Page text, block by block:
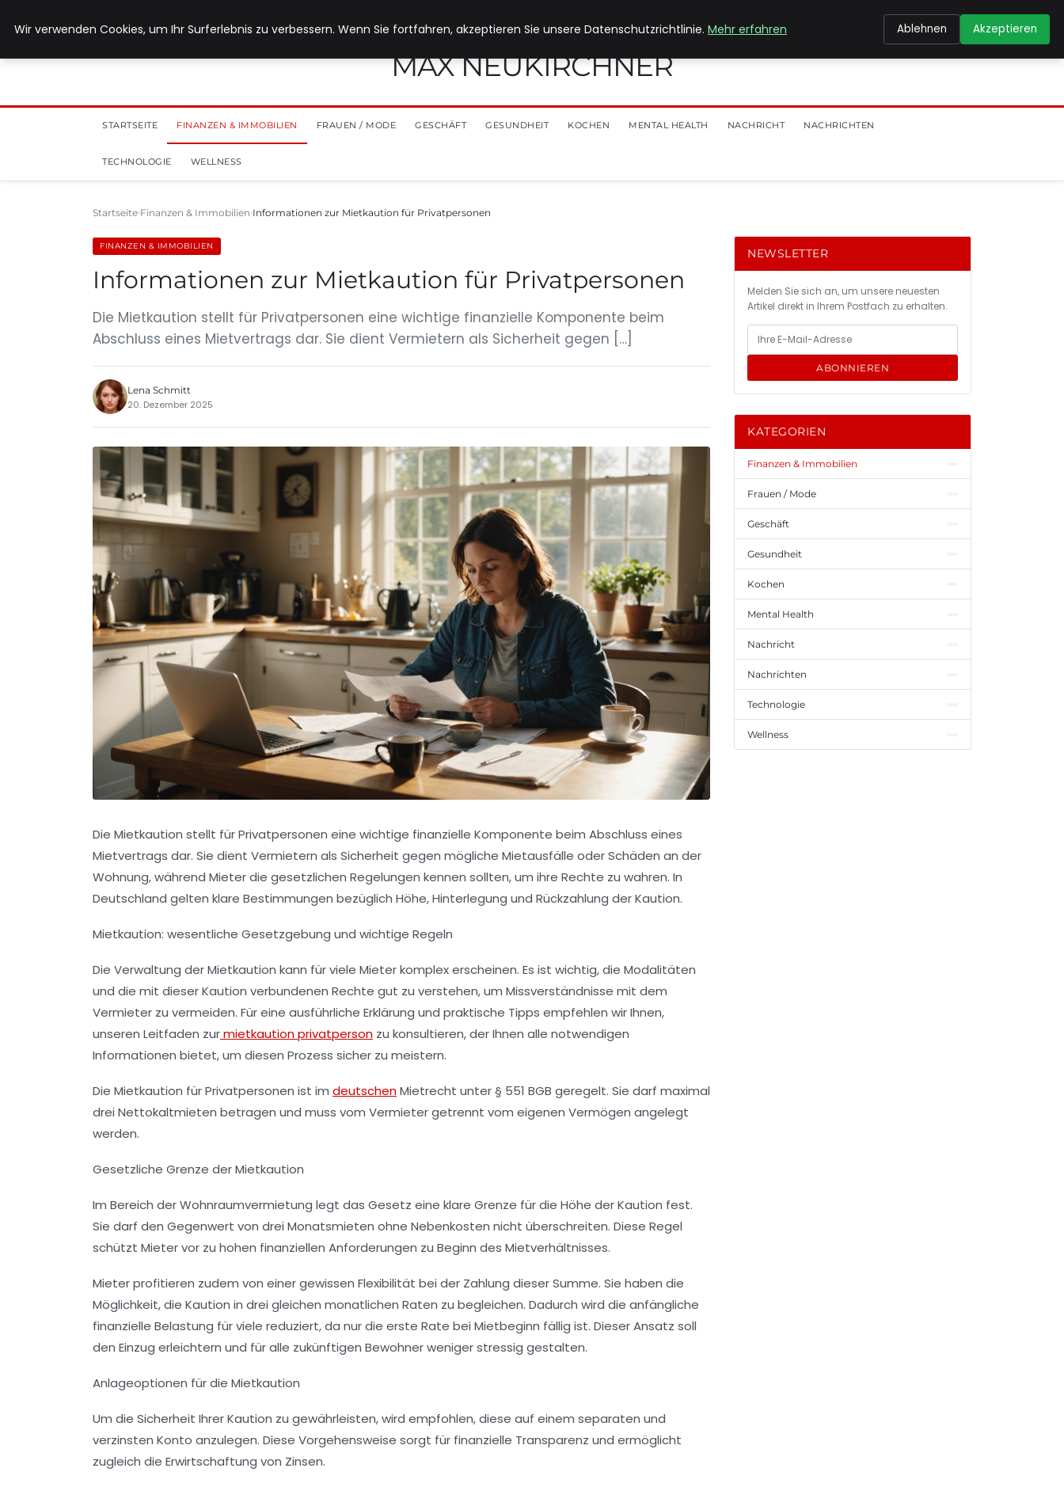
MAX NEUKIRCHNER
STARTSEITE FINANZEN & IMMOBILIEN FRAUEN / MODE GESCHÄFT GESUNDHEIT KOCHEN MENTAL HEALTH NACHRICHT NACHRICHTEN
TECHNOLOGIE WELLNESS
Startseite Finanzen & Immobilien Informationen zur Mietkaution für Privatpersonen
FINANZEN & IMMOBILIEN
Informationen zur Mietkaution für Privatpersonen
Die Mietkaution stellt für Privatpersonen eine wichtige finanzielle Komponente beim
Abschluss eines Mietvertrags dar. Sie dient Vermietern als Sicherheit gegen […]
Lena Schmitt
20. Dezember 2025
Die Mietkaution stellt für Privatpersonen eine wichtige finanzielle Komponente beim Abschluss eines
Mietvertrags dar. Sie dient Vermietern als Sicherheit gegen mögliche Mietausfälle oder Schäden an der
Wohnung, während Mieter die gesetzlichen Regelungen kennen sollten, um ihre Rechte zu wahren. In
Deutschland gelten klare Bestimmungen bezüglich Höhe, Hinterlegung und Rückzahlung der Kaution.
Mietkaution: wesentliche Gesetzgebung und wichtige Regeln
Die Verwaltung der Mietkaution kann für viele Mieter komplex erscheinen. Es ist wichtig, die Modalitäten
und die mit dieser Kaution verbundenen Rechte gut zu verstehen, um Missverständnisse mit dem
Vermieter zu vermeiden. Für eine ausführliche Erklärung und praktische Tipps empfehlen wir Ihnen,
unseren Leitfaden zurmietkaution privatperson zu konsultieren, der Ihnen alle notwendigen
Informationen bietet, um diesen Prozess sicher zu meistern.
Die Mietkaution für Privatpersonen ist im deutschenMietrecht unter § 551 BGB geregelt. Sie darf maximal
drei Nettokaltmieten betragen und muss vom Vermieter getrennt vom eigenen Vermögen angelegt
werden.
Gesetzliche Grenze der Mietkaution
Im Bereich der Wohnraumvermietung legt das Gesetz eine klare Grenze für die Höhe der Kaution fest.
Sie darf den Gegenwert von drei Monatsmieten ohne Nebenkosten nicht überschreiten. Diese Regel
schützt Mieter vor zu hohen finanziellen Anforderungen zu Beginn des Mietverhältnisses.
Mieter profitieren zudem von einer gewissen Flexibilität bei der Zahlung dieser Summe. Sie haben die
Möglichkeit, die Kaution in drei gleichen monatlichen Raten zu begleichen. Dadurch wird die anfängliche
finanzielle Belastung für viele reduziert, da nur die erste Rate bei Mietbeginn fällig ist. Dieser Ansatz soll
den Einzug erleichtern und für alle zukünftigen Bewohner weniger stressig gestalten.
Anlageoptionen für die Mietkaution
Um die Sicherheit Ihrer Kaution zu gewährleisten, wird empfohlen, diese auf einem separaten und
verzinsten Konto anzulegen. Diese Vorgehensweise sorgt für finanzielle Transparenz und ermöglicht
zugleich die Erwirtschaftung von Zinsen.
NEWSLETTER
Melden Sie sich an, um unsere neuesten
Artikel direkt in Ihrem Postfach zu erhalten.
ABONNIEREN
KATEGORIEN
Finanzen & Immobilien
Frauen / Mode
Geschäft
Gesundheit
Kochen
Mental Health
Nachricht
Nachrichten
Technologie
Wellness
Wir verwenden Cookies, um Ihr Surferlebnis zu verbessern. Wenn Sie fortfahren, akzeptieren Sie unsere Datenschutzrichtlinie. Mehr erfahren Ablehnen Akzeptieren